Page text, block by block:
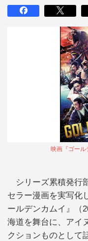
映画『ゴール
シリーズ累積発行
セラー漫画を実写化
ールデンカムイ』（
海道を舞台に、アイ
クションものとして